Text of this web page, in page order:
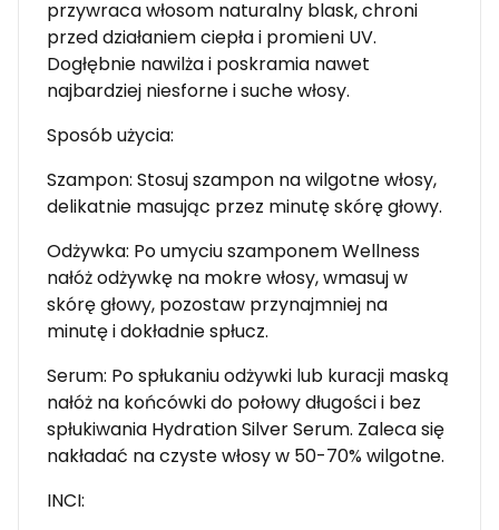
przywraca włosom naturalny blask, chroni
przed działaniem ciepła i promieni UV.
Dogłębnie nawilża i poskramia nawet
najbardziej niesforne i suche włosy.
Sposób użycia:
Szampon: Stosuj szampon na wilgotne włosy,
delikatnie masując przez minutę skórę głowy.
Odżywka: Po umyciu szamponem Wellness
nałóż odżywkę na mokre włosy, wmasuj w
skórę głowy, pozostaw przynajmniej na
minutę i dokładnie spłucz.
Serum: Po spłukaniu odżywki lub kuracji maską
nałóż na końcówki do połowy długości i bez
spłukiwania Hydration Silver Serum. Zaleca się
nakładać na czyste włosy w 50-70% wilgotne.
INCI: